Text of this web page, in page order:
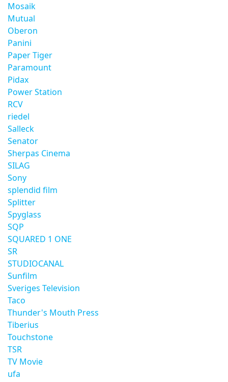
Mosaik
Mutual
Oberon
Panini
Paper Tiger
Paramount
Pidax
Power Station
RCV
riedel
Salleck
Senator
Sherpas Cinema
SILAG
Sony
splendid film
Splitter
Spyglass
SQP
SQUARED 1 ONE
SR
STUDIOCANAL
Sunfilm
Sveriges Television
Taco
Thunder's Mouth Press
Tiberius
Touchstone
TSR
TV Movie
ufa